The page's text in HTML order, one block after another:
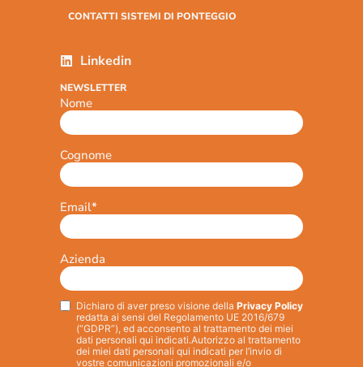
CONTATTI SISTEMI DI PONTEGGIO
Linkedin
NEWSLETTER
Nome
Cognome
Email*
Azienda
Privacy*
Dichiaro di aver preso visione della Privacy Policy
redatta ai sensi del Regolamento UE 2016/679
(“GDPR”), ed acconsento al trattamento dei miei
dati personali qui indicati.Autorizzo al trattamento
dei miei dati personali qui indicati per l’invio di
vostre comunicazioni promozionali e/o